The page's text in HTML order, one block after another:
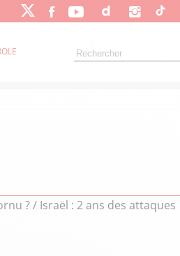
? / Israël : 2 ans des attaques